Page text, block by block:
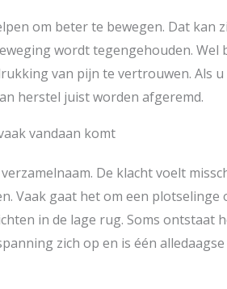
om beter te bewegen. Dat kan
wordt tegengehouden.
van pijn te vertrouwen. Als
herstel juist worden afgeremd.
vandaan komt
De klacht voelt
Vaak gaat het om een plotselinge
in de lage rug. Soms ontstaat
zich op en is één